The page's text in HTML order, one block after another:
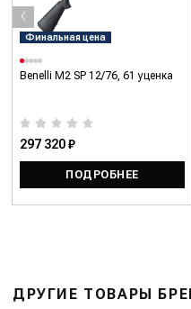
Финальная цена
Benelli M2 SP 12/76, 61 уценка
297 320 ₽
ПОДРОБНЕЕ
‹
ДРУГИЕ ТОВАРЫ